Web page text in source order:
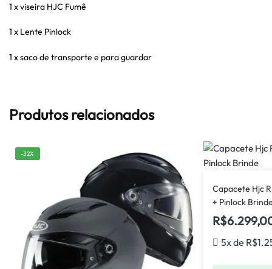
1 x viseira HJC Fumê
1 x Lente Pinlock
1 x saco de transporte e para guardar
Produtos relacionados
-32%
Capacete Hjc
+ Pinlock
R$
5x de R$